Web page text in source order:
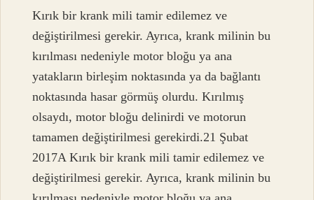
Kırık bir krank mili tamir edilemez ve
değiştirilmesi gerekir. Ayrıca, krank milinin bu
kırılması nedeniyle motor bloğu ya ana
yatakların birleşim noktasında ya da bağlantı
noktasında hasar görmüş olurdu. Kırılmış
olsaydı, motor bloğu delinirdi ve motorun
tamamen değiştirilmesi gerekirdi.21 Şubat
2017A Kırık bir krank mili tamir edilemez ve
değiştirilmesi gerekir. Ayrıca, krank milinin bu